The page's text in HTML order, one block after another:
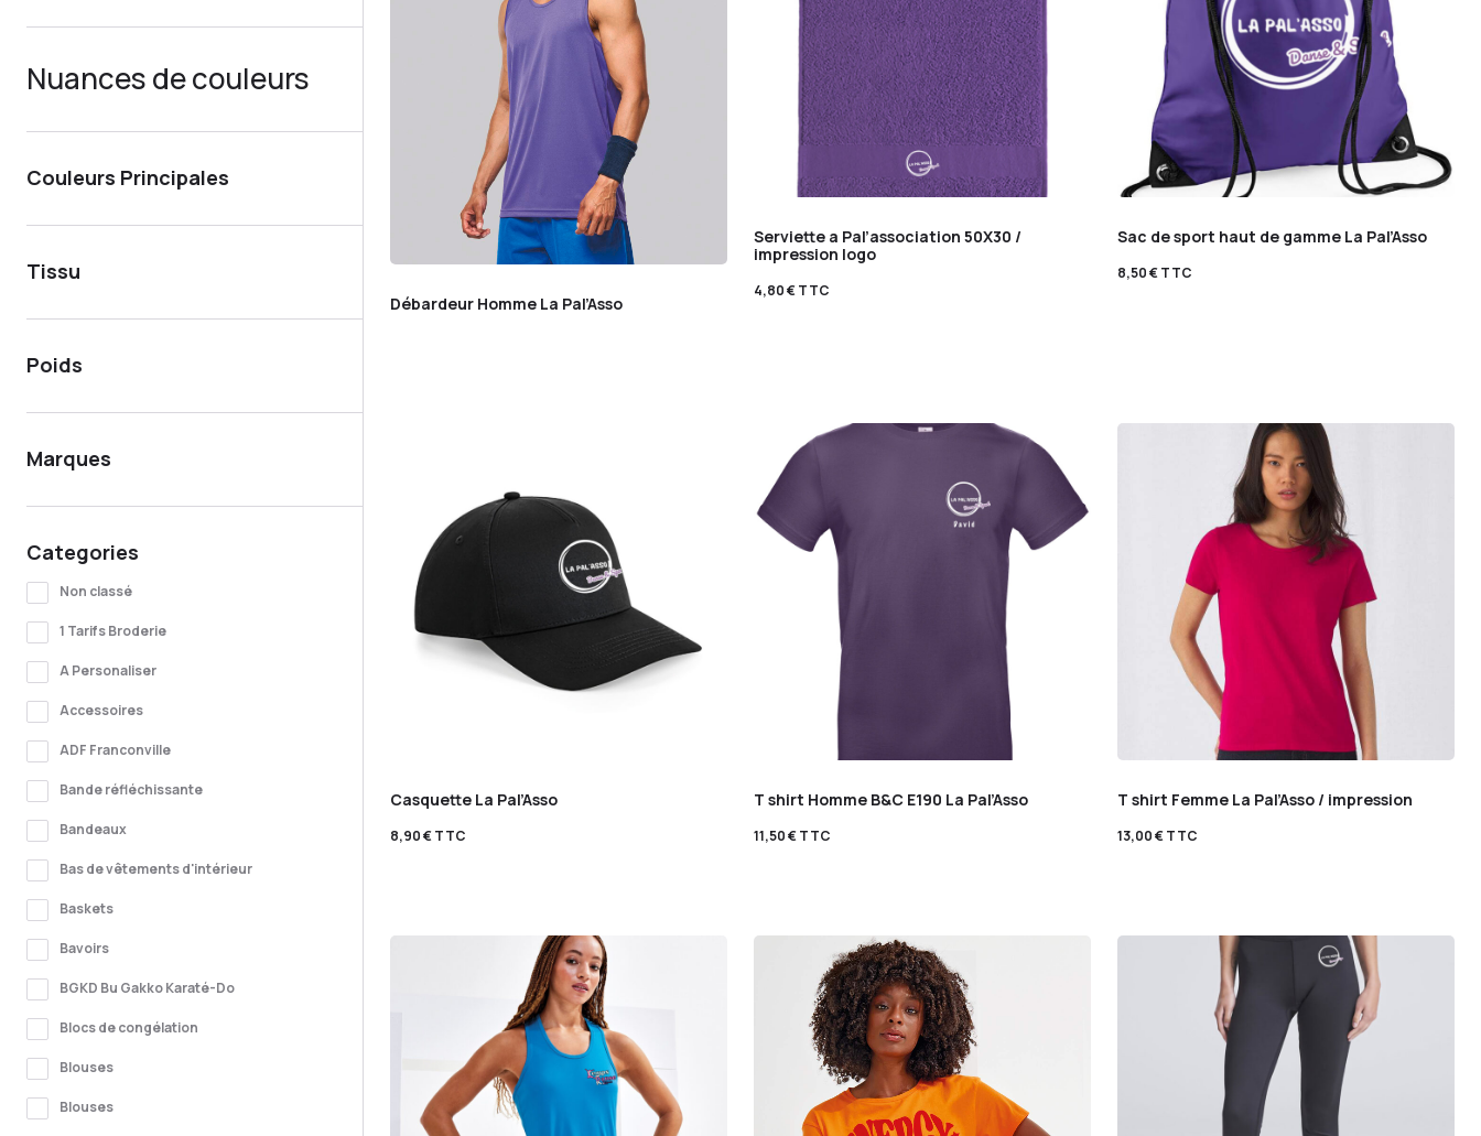
Nuances de couleurs
Couleurs Principales
Tissu
Poids
Marques
Categories
Non classé
1 Tarifs Broderie
A Personaliser
Accessoires
ADF Franconville
Bande réfléchissante
Bandeaux
Bas de vêtements d'intérieur
Baskets
Bavoirs
BGKD Bu Gakko Karaté-Do
Blocs de congélation
Blouses
Blouses
Débardeur Homme La Pal’Asso
Serviette a Pal’association 50X30 /
impression logo
4,80€TTC
Sac de sport haut de gamme La Pal’Asso
8,50€TTC
Casquette La Pal’Asso
8,90€TTC
T shirt Homme B&C E190 La Pal’Asso
11,50€TTC
T shirt Femme La Pal’Asso / impression
13,00€TTC